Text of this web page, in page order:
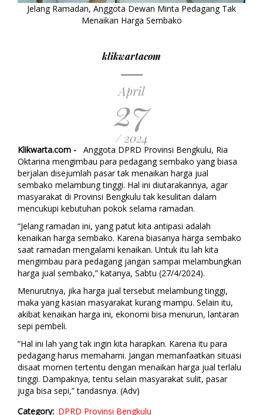
Jelang Ramadan, Anggota Dewan Minta Pedagang Tak
Menaikan Harga Sembako
klikwartacom
April
27
/ 2024
Klikwarta.com -
Anggota DPRD Provinsi Bengkulu, Ria
Oktarina mengimbau para pedagang sembako yang biasa
berjalan disejumlah pasar tak menaikan harga jual
sembako melambung tinggi. Hal ini diutarakannya, agar
masyarakat di Provinsi Bengkulu tak kesulitan dalam
mencukupi kebutuhan pokok selama ramadan.
“Jelang ramadan ini, yang patut kita antipasi adalah
kenaikan harga sembako. Karena biasanya harga sembako
saat ramadan mengalami kenaikan. Untuk itu lah kita
mengimbau para pedagang jangan sampai melambungkan
harga jual sembako,” katanya, Sabtu (27/4/2024).
Menurutnya, jika harga jual tersebut melambung tinggi,
maka yang kasian masyarakat kurang mampu. Selain itu,
akibat kenaikan harga ini, ekonomi bisa menurun, lantaran
sepi pembeli.
“Hal ini lah yang tak ingin kita harapkan. Karena itu para
pedagang harus memahami. Jangan memanfaatkan situasi
disaat momen tertentu dengan menaikan harga jual terlalu
tinggi. Dampaknya, tentu selain masyarakat sulit, pasar
juga bisa sepi,” tandasnya. (Adv)
Category DPRD Provinsi Bengkulu